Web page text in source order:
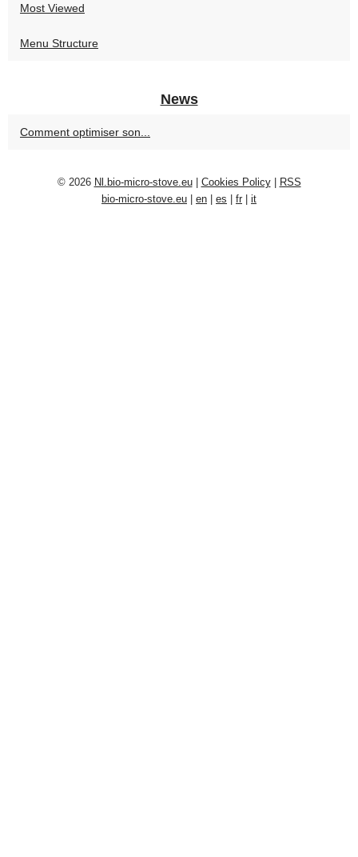
Most Viewed
Menu Structure
News
Comment optimiser son...
© 2026 Nl.bio-micro-stove.eu| Cookies Policy|
RSS
bio-micro-stove.eu
en es fr it